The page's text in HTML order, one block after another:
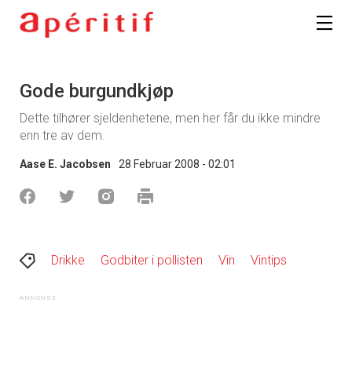
Gode burgundkjøp
Dette tilhører sjeldenhetene, men her får du ikke mindre
enn tre av dem.
Aase E. Jacobsen 28 Februar 2008 - 02:01
Drikke Godbiter i pollisten Vin Vintips